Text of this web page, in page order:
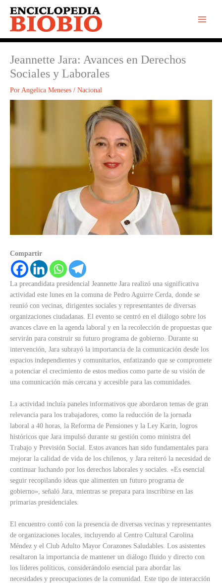
contenido
Jeannette Jara: Avances en Derechos
Sociales y Laborales
Por Angelica Meneses / Nacional
Compartir
La precandidata presidencial Jeannette Jara realizó una significativa
actividad este lunes en la comuna de Pedro Aguirre Cerda, donde se
reunió con vecinas, dirigentes sociales y representantes de diversas
organizaciones ciudadanas. El evento se centró en el diálogo sobre los
avances clave en la agenda laboral y en la recolección de propuestas que
servirán para construir su futuro programa de gobierno. Durante su
intervención, Jara subrayó la importancia de la comunicación desde los
espacios independientes y comunitarios, enfatizando que se compromete
a potenciar el crecimiento de estos medios como parte de su visión de
una comunicación más cercana y accesible para las comunidades.
La actividad incluía paneles informativos que abordaron temas de gran
relevancia para los trabajadores, como la reducción de la jornada
laboral a 40 horas, la Reforma de Pensiones y la Ley Karin, logros
históricos que Jara impulsó durante su gestión como ministra del
Trabajo y Previsión Social. Estos avances han sido fundamentales para
mejorar la calidad de vida de los chilenos, y Jara reiteró la necesidad de
continuar luchando por los derechos laborales y sociales. «Es esencial
seguir recopilando ideas que alimenten un futuro programa de
gobierno», señaló Jara, mientras se prepara para inscribirse en las
primarias presidenciales.
El encuentro contó con la presencia de diversas vecinas y representantes
de organizaciones locales, incluyendo al Centro Cultural Carolina
Méndez y el Club Adulto Mayor Corazones Saludables. Los asistentes
resaltaron la importancia de mantener un diálogo fluido y directo con
los líderes políticos, considerándolo esencial para abordar las
necesidades y preocupaciones de la comunidad. Este tipo de interacción